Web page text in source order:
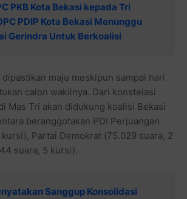
PKB Kota Bekasi kepada Tri
PDIP Kota Bekasi Menunggu
Gerindra Untuk Berkoalisi
maju meskipun sampai hari
calon wakilnya. Dari konstelasi
Mas Tri akan didukung koalisi Bekasi
beranggotakan PDI Perjuangan
kursi), Partai Demokrat (75.029 suara, 2
suara, 5 kursi).
Sanggup Konsolidasi